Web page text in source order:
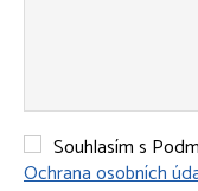
Souhlasím s
Ochrana osobních